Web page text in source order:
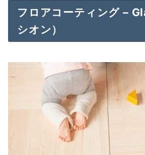
フロアコーティング –
シオン）